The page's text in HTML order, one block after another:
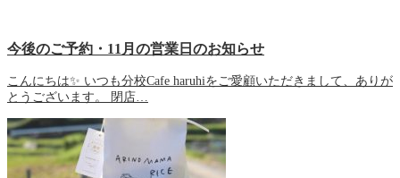
今後のご予約・11月の営業日のお知らせ
こんにちは✨ いつも分校Cafe haruhiをご愛顧いただきまして、ありが
とうございます。 閉店…